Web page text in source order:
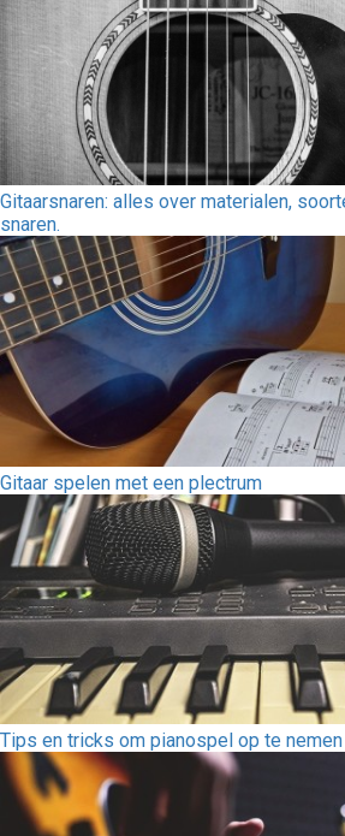
Gitaarsnaren: alles over materialen,
snaren.
Gitaar spelen met een plectrum
Tips en tricks om pianospel op te nemen